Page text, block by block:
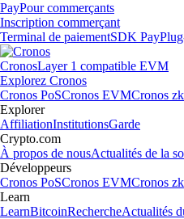
PayPour commerçants
Inscription commerçant
Terminal de paiementSDK Pay
CronosLayer 1 compatible EVM
Explorez Cronos
Cronos PoSCronos EVMCronos
Explorer
AffiliationInstitutionsGarde
Crypto.com
À propos de nousActualités de la
Développeurs
Cronos PoSCronos EVMCronos
Learn
LearnBitcoinRechercheActualités